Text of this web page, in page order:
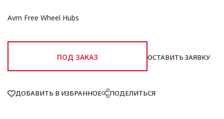
Avm Free Wheel Hubs
ПОД ЗАКАЗ ОСТАВИТЬ ЗАЯВКУ
ДОБАВИТЬ В ИЗБРАННОЕ ПОДЕЛИТЬСЯ